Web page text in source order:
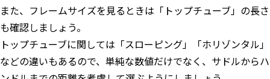
また、フレームサイズを見るときは「トップチューブ」の長さ
も確認しましょう。
トップチューブに関しては「スローピング」「ホリゾンタル」
などの違いもあるので、単純な数値だけでなく、サドルからハ